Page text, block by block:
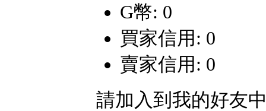
G幣: 0
買家信用: 0
賣家信用: 0
請加入到我的好友